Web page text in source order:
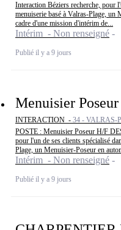
Interaction Béziers recherche, pour
menuiserie basé à Valras-Plage, un
cadre d'une mission d'intérim de...
Intérim - Non renseigné
Publié il y a 9 jours
Menuisier
INTERACTION - 34 - VALRAS-
POSTE : Menuisier Poseur H/F
pour l'un de ses clients spécialisé
Plage, un Menuisier-Poseur en
Intérim - Non renseigné
Publié il y a 9 jours